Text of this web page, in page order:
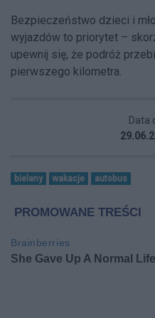
Bezpieczeństwo dzieci i
wyjazdów to priorytet –
upewnij się, że podróż
pierwszego kilometra.
Data
bielany wakacje autobus